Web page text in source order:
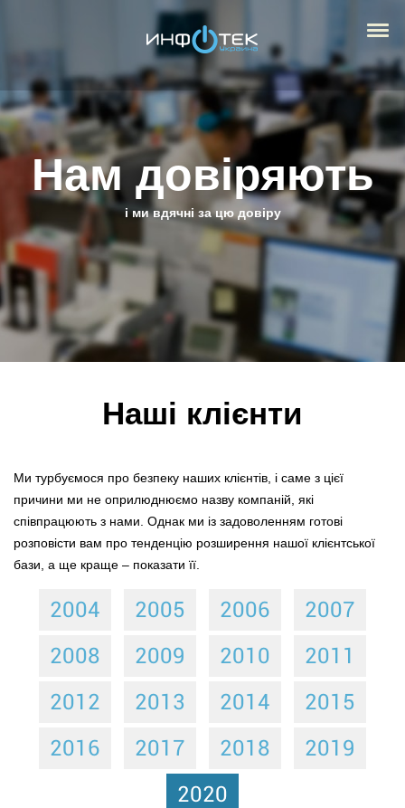
Нам довіряють
і ми вдячні за цю довіру
Наші клієнти
Ми турбуємося про безпеку наших клієнтів, і саме з цієї
причини ми не оприлюднюємо назву компаній, які
співпрацюють з нами. Однак ми із задоволенням готові
розповісти вам про тенденцію розширення нашої клієнтської
бази, а ще краще – показати її.
2004 2005 2006
2007
2008
2009 2010
2011
2012
2013 2014
2015
2016
2017 2018
2019
2020